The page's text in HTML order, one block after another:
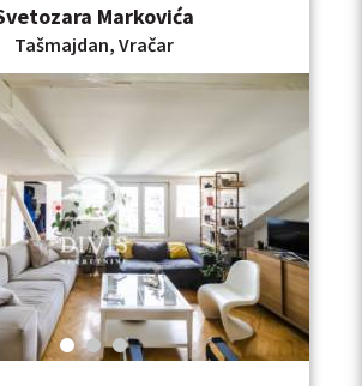
Markovića
Tašmajdan, Vračar